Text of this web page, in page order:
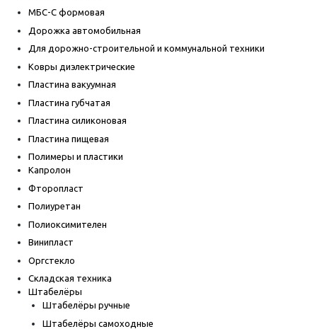
МБС-С формовая
Дорожка автомобильная
Для дорожно-строительной и коммунальной техники
Ковры диэлектрические
Пластина вакуумная
Пластина губчатая
Пластина силиконовая
Пластина пищевая
Полимеры и пластики
Капролон
Фторопласт
Полиуретан
Полиоксимителен
Винипласт
Оргстекло
Складская техника
Штабелёры
Штабелёры ручные
Штабелёры самоходные